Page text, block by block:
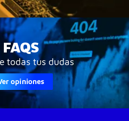
FAQS
todas tus dudas
opiniones